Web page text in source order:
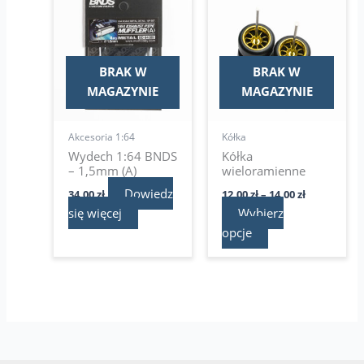
BRAK W
MAGAZYNIE
Akcesoria 1:64
Wydech 1:64 BNDS
– 1,5mm (A)
34,00zł
Dowiedz
się więcej
BRAK W
MAGAZYNIE
Kółka
Kółka
wieloramienne
12,00zł–14,00zł
do
14,00 zł
Wybierz
opcje
ma
wiele
wariantów.
Opcje
można
stronie
produktu